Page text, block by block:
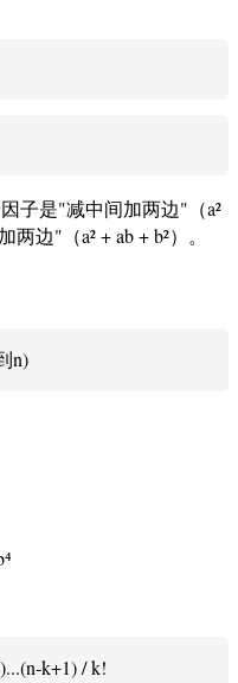
子是"减中间加两边"（a²
边"（a² + ab + b²）。
n)
k+1) / k!